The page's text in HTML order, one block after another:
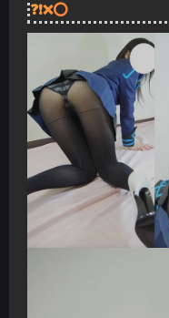
❓❗❌⭕